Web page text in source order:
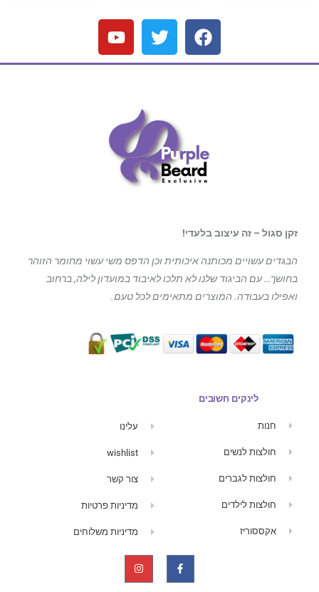
זקן סגול – זה עיצוב בלעדי!
הבגדים עשויים מכותנה איכותית וכן הדפס משי עשוי מחומר הזוהר
בחושך… עם הביגודשלנו לא תלכו לאיבוד במועדון לילה, ברחוב
ואפילו בעבודה. המוצרים מתאימים לכל טעם.
לינקים חשובים
חנות
חולצות לנשים
חולצות לגברים
חולצות לילדים
אקססוריז
עלינו
wishlist
צור קשר
מדיניות פרטיות
מדיניות משלוחים